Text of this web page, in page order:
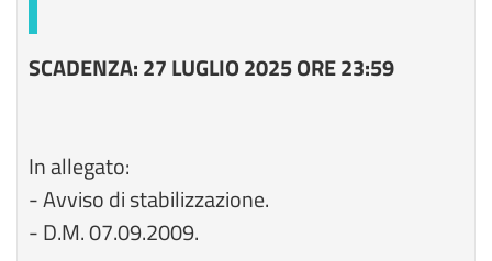
SCADENZA: 27 LUGLIO 2025 ORE 23:59
In allegato:
- Avviso di stabilizzazione.
- D.M. 07.09.2009.